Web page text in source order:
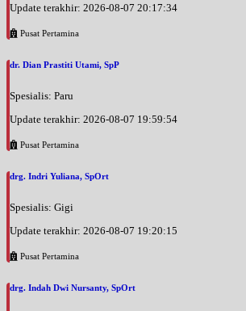
Update terakhir: 2026-08-07 20:17:34
Pusat Pertamina
dr. Dian Prastiti Utami, SpP
Spesialis: Paru
Update terakhir: 2026-08-07 19:59:54
Pusat Pertamina
drg. Indri Yuliana, SpOrt
Spesialis: Gigi
Update terakhir: 2026-08-07 19:20:15
Pusat Pertamina
drg. Indah Dwi Nursanty, SpOrt